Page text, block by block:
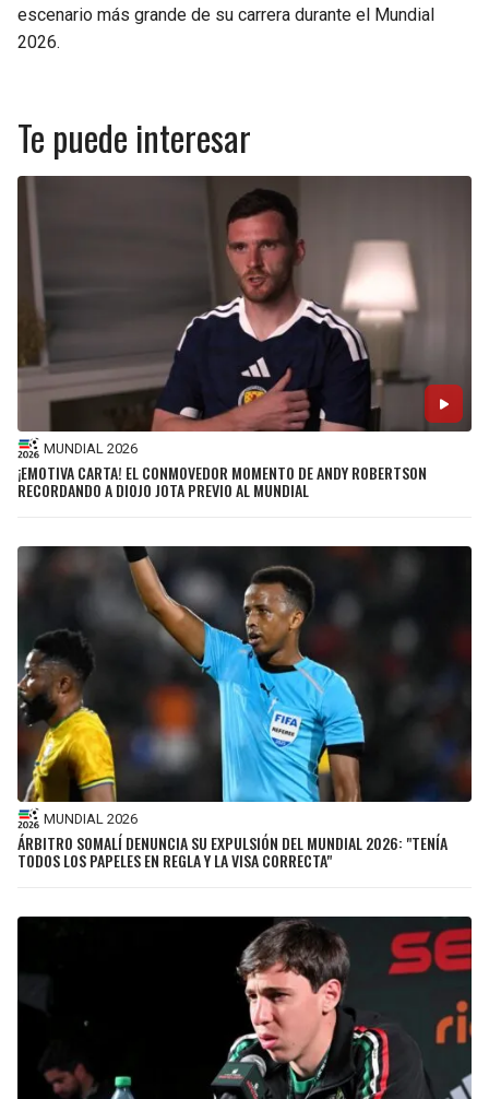
escenario más grande de su carrera durante el Mundial
2026.
Te puede interesar
MUNDIAL 2026
¡EMOTIVA CARTA! EL CONMOVEDOR MOMENTO DE ANDY ROBERTSON
RECORDANDO A DIOJO JOTA PREVIO AL MUNDIAL
MUNDIAL 2026
ÁRBITRO SOMALÍ DENUNCIA SU EXPULSIÓN DEL MUNDIAL 2026: "TENÍA
TODOS LOS PAPELES EN REGLA Y LA VISA CORRECTA"